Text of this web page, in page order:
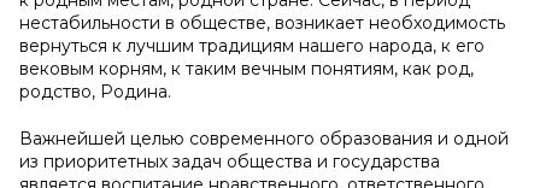
нестабильности в обществе, возникает необходимость
вернуться к лучшим традициям нашего народа, к его
вековым корням, к таким вечным понятиям, как род,
родство, Родина.
Важнейшей целью современного образования и одной
из приоритетных задач общества и государства